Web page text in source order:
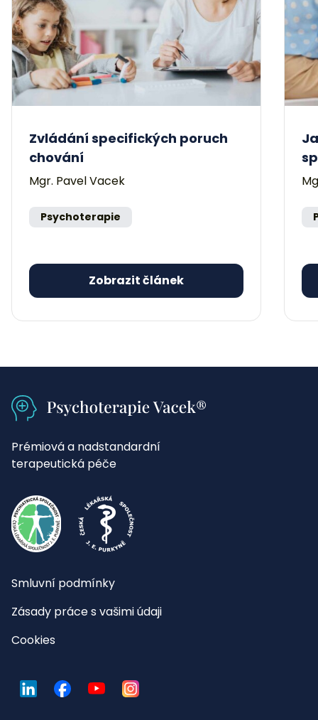
Zvládání specifických poruch
chování
Mgr. Pavel Vacek
Psychoterapie
Zobrazit článek
Prémiová a nadstandardní
terapeutická péče
Smluvní podmínky
Zásady práce s vašimi údaji
Cookies
LinkedInFacebookYouTubeInstagram